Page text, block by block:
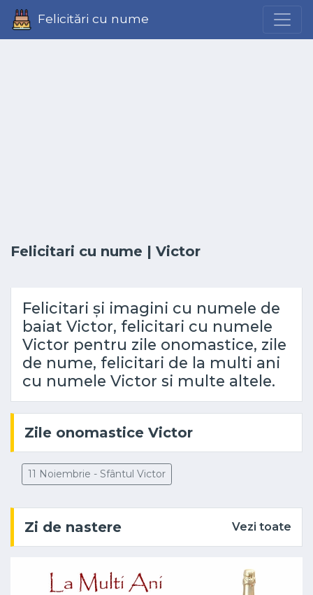
Felicitări cu nume
Felicitari cu nume | Victor
Felicitari și imagini cu numele de
baiat Victor, felicitari cu numele
Victor pentru zile onomastice, zile
de nume, felicitari de la multi ani
cu numele Victor si multe altele.
Zile onomastice Victor
11 Noiembrie - Sfântul Victor
Zi de nastere Vezi toate